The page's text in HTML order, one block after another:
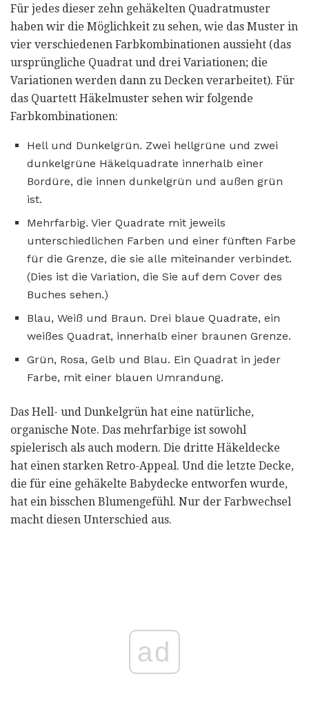
Für jedes dieser zehn gehäkelten Quadratmuster
haben wir die Möglichkeit zu sehen, wie das Muster in
vier verschiedenen Farbkombinationen aussieht (das
ursprüngliche Quadrat und drei Variationen; die
Variationen werden dann zu Decken verarbeitet). Für
das Quartett Häkelmuster sehen wir folgende
Farbkombinationen:
Hell und Dunkelgrün. Zwei hellgrüne und zwei
dunkelgrüne Häkelquadrate innerhalb einer
Bordüre, die innen dunkelgrün und außen grün
ist.
Mehrfarbig. Vier Quadrate mit jeweils
unterschiedlichen Farben und einer fünften Farbe
für die Grenze, die sie alle miteinander verbindet.
(Dies ist die Variation, die Sie auf dem Cover des
Buches sehen.)
Blau, Weiß und Braun. Drei blaue Quadrate, ein
weißes Quadrat, innerhalb einer braunen Grenze.
Grün, Rosa, Gelb und Blau. Ein Quadrat in jeder
Farbe, mit einer blauen Umrandung.
Das Hell- und Dunkelgrün hat eine natürliche,
organische Note. Das mehrfarbige ist sowohl
spielerisch als auch modern. Die dritte Häkeldecke
hat einen starken Retro-Appeal. Und die letzte Decke,
die für eine gehäkelte Babydecke entworfen wurde,
hat ein bisschen Blumengefühl. Nur der Farbwechsel
macht diesen Unterschied aus.
ad